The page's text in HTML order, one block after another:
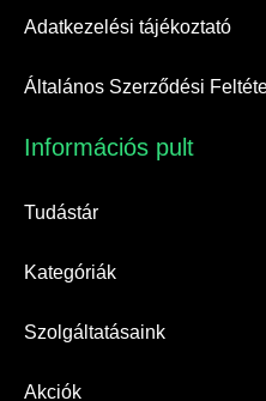
Adatkezelési tájékoztató
Általános Szerződési
Információs pult​
Tudástár
Kategóriák
Szolgáltatásaink
Akciók